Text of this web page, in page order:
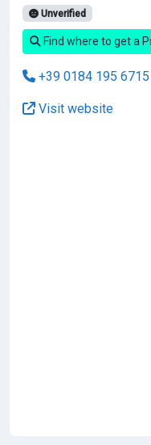
Unverified
Find where to get a
+39 0184 195 6715
Visit website